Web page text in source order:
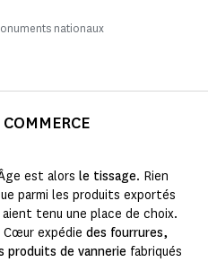
nationaux
est alors le tissage. Rien
parmi les produits exportés
tenu une place de choix.
Cœur expédie des fourrures,
produits de vannerie fabriqués